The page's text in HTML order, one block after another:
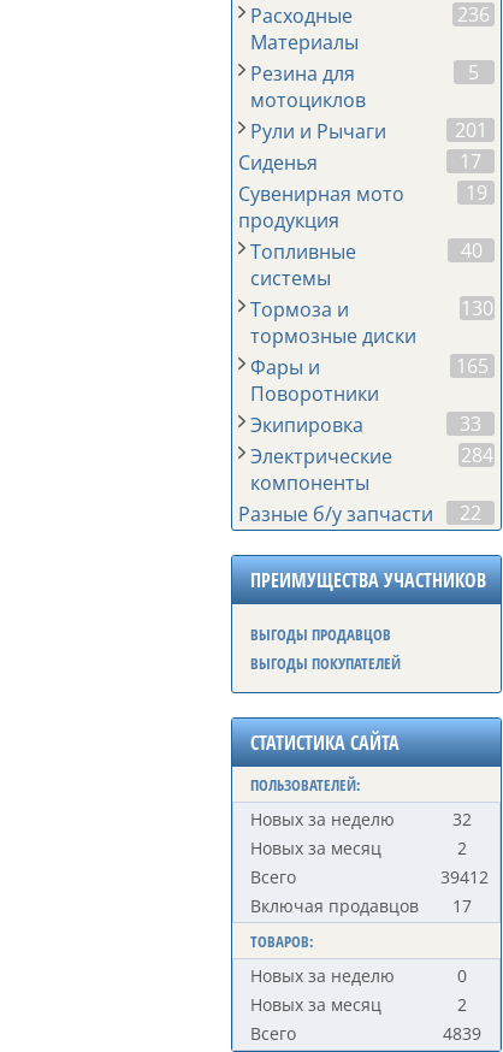
Расходные
Материалы
236
Резина для
мотоциклов
5
Рули и Рычаги
201
Сиденья
17
Сувенирная мото
продукция
19
Топливные
системы
40
Тормоза и
тормозные диски
130
Фары и
Поворотники
165
Экипировка
33
Электрические
компоненты
284
Разные б/у запчасти 22
ПРЕИМУЩЕСТВА УЧАСТНИКОВ
ВЫГОДЫ ПРОДАВЦОВ
ВЫГОДЫ ПОКУПАТЕЛЕЙ
СТАТИСТИКА САЙТА
ПОЛЬЗОВАТЕЛЕЙ:
Новых за неделю
32
Новых за месяц
2
Всего
39412
Включая продавцов
17
ТОВАРОВ:
Новых за неделю
0
Новых за месяц
2
Всего
4839